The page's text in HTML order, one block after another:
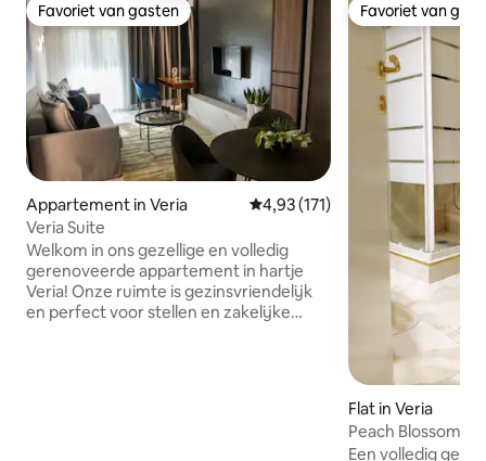
Favoriet van gasten
Favoriet van gasten
Appartement in Veria Gemiddelde beoordeling van
4,93 (171)
Veria Suite
Welkom in ons gezellige en volledig
gerenoveerde appartement in hartje
Veria! Onze ruimte is gezinsvriendelijk
en perfect voor stellen en zakelijke
Favoriet van
Favoriet van
Flat in Veria
Peach Blossom
Een volledig